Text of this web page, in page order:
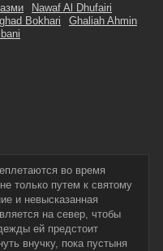
Nawaf Al Dhufairi
Bokhari
Ghaliah Ahmin
во время
только путем к святому
и невысказанная
на север, чтобы
ей предстоит
внучку, пока пустыня